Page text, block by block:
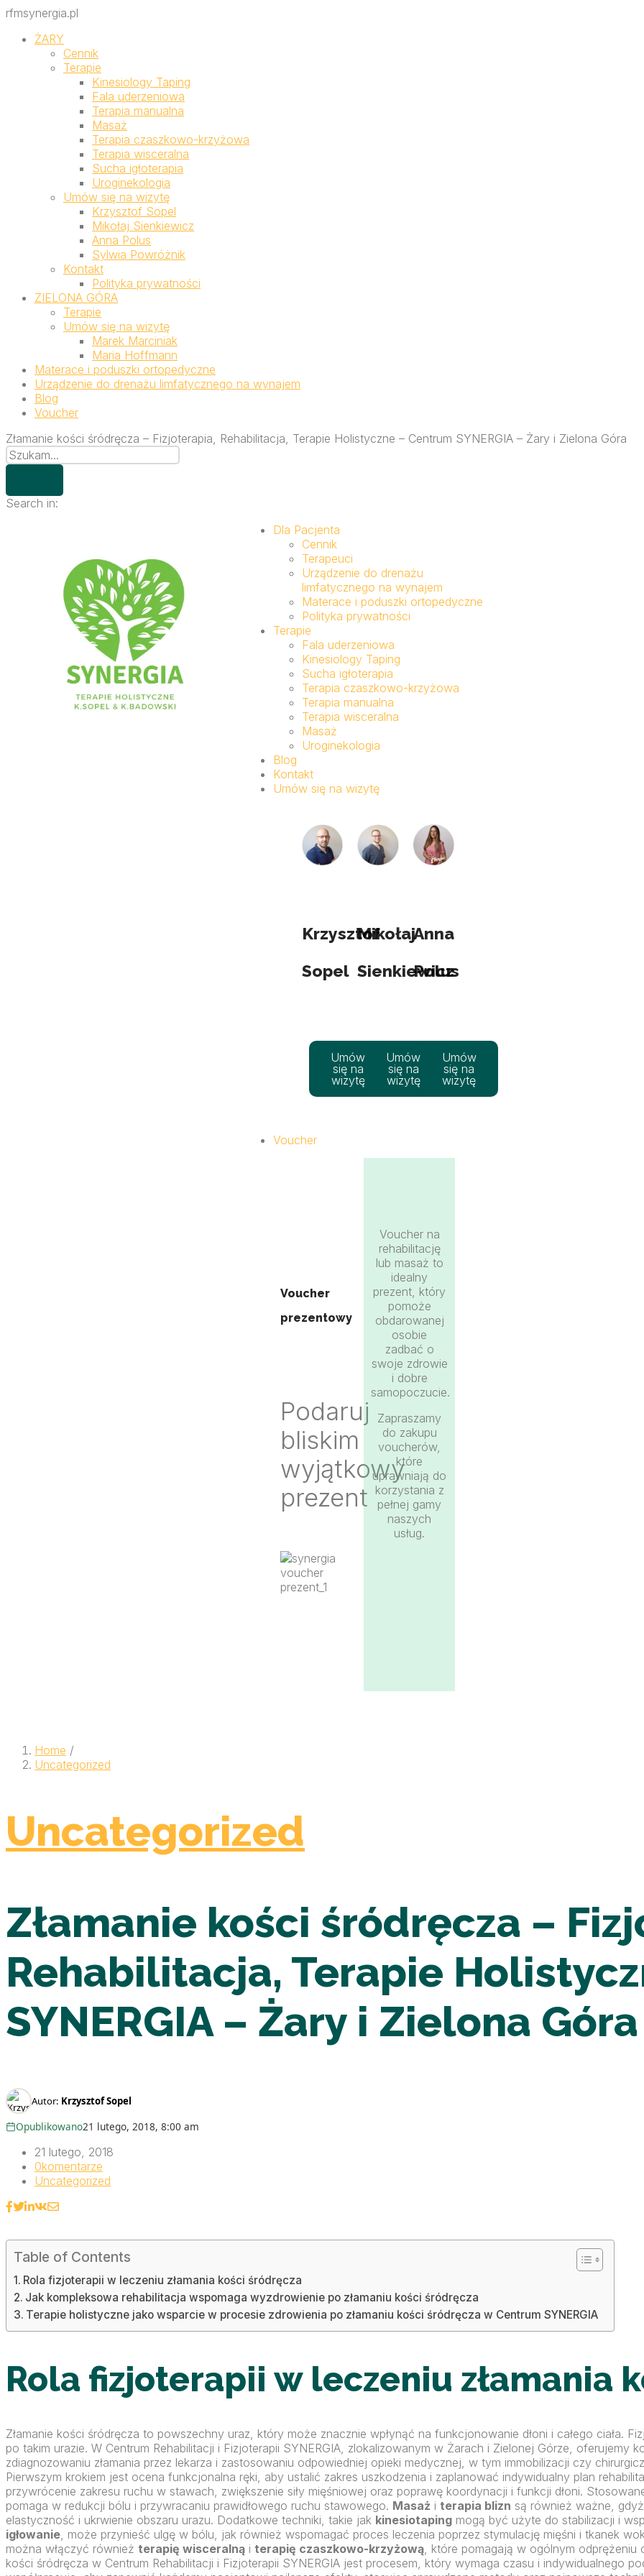
rfmsynergia.pl
ŻARY
Cennik
Terapie
Kinesiology Taping
Fala uderzeniowa
Terapia manualna
Masaż
Terapia czaszkowo-krzyżowa
Terapia wisceralna
Sucha igłoterapia
Uroginekologia
Umów się na wizytę
Krzysztof Sopel
Mikołaj Sienkiewicz
Anna Polus
Sylwia Powróżnik
Kontakt
Polityka prywatności
ZIELONA GÓRA
Terapie
Umów się na wizytę
Marek Marciniak
Maria Hoffmann
Materace i poduszki ortopedyczne
Urządzenie do drenażu limfatycznego na wynajem
Blog
Voucher
Złamanie kości śródręcza – Fizjoterapia, Rehabilitacja, Terapie Holistyczne – Centrum SYNERGIA – Żary i Zielona Góra
Search in:
Dla Pacjenta
Cennik
Terapeuci
Urządzenie do drenażu
limfatycznego na wynajem
Materace i poduszki ortopedyczne
Polityka prywatności
Terapie
Fala uderzeniowa
Kinesiology Taping
Sucha igłoterapia
Terapia czaszkowo-krzyżowa
Terapia manualna
Terapia wisceralna
Masaż
Uroginekologia
Blog
Kontakt
Umów się na wizytę
Krzysztof
Sopel
Umów
się na
wizytę
Mikołaj
Sienkiewicz
Umów
się na
wizytę
Anna
Polus
Umów
się na
wizytę
Voucher
Voucher
prezentowy
Podaruj
bliskim
wyjątkowy
prezent
Voucher na
rehabilitację
lub masaż to
idealny
prezent, który
pomoże
obdarowanej
osobie
zadbać o
swoje zdrowie
i dobre
samopoczucie.
Zapraszamy
do zakupu
voucherów,
które
uprawniają do
korzystania z
pełnej gamy
naszych
usług.
Home /
Uncategorized
Uncategorized
Złamanie kości śródręcza –
Rehabilitacja, Terapie
SYNERGIA – Żary i Zielona Góra
Autor: Krzysztof Sopel
Opublikowano21 lutego, 2018, 8:00 am
21 lutego, 2018
0komentarze
Uncategorized
Table of Contents
Rola fizjoterapii w leczeniu złamania kości śródręcza
Jak kompleksowa rehabilitacja wspomaga wyzdrowienie po złamaniu kości śródręcza
Terapie holistyczne jako wsparcie w procesie zdrowienia po złamaniu kości śródręcza w Centrum SYNERGIA
Rola fizjoterapii w leczeniu złamania
Złamanie kości śródręcza to powszechny uraz, który może znacznie wpłynąć na funkcjonowanie dłoni i całego ciała.
po takim urazie. W Centrum Rehabilitacji i Fizjoterapii SYNERGIA, zlokalizowanym w Żarach i Zielonej Górze, oferujemy
zdiagnozowaniu złamania przez lekarza i zastosowaniu odpowiedniej opieki medycznej, w tym immobilizacji czy
Pierwszym krokiem jest ocena funkcjonalna ręki, aby ustalić zakres uszkodzenia i zaplanować indywidualny plan
przywrócenie zakresu ruchu w stawach, zwiększenie siły mięśniowej oraz poprawę koordynacji i funkcji dłoni.
pomaga w redukcji bólu i przywracaniu prawidłowego ruchu stawowego. Masaż i terapia blizn są również ważne,
elastyczność i ukrwienie obszaru urazu. Dodatkowe techniki, takie jak kinesiotaping mogą być użyte do stabilizacji i
igłowanie , może przynieść ulgę w bólu, jak również wspomagać proces leczenia poprzez stymulację mięśni i tkanek
można włączyć również terapię wisceralną i terapię czaszkowo-krzyżową , które pomagają w ogólnym odprężeniu
kości śródręcza w Centrum Rehabilitacji i Fizjoterapii SYNERGIA jest procesem, który wymaga czasu i indywidualnego